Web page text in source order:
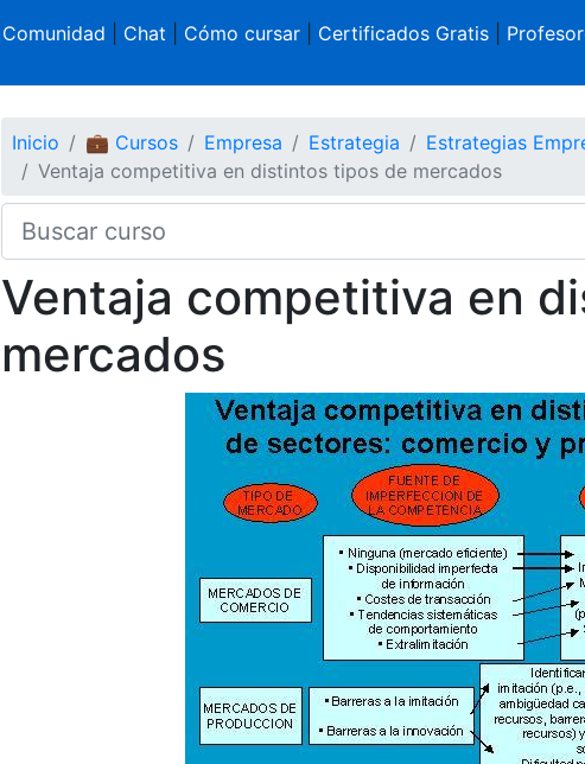
Comunidad Chat Cómo cursar| Certificados Gratis|
Inicio 💼 Cursos Empresa Estrategia
Estrategias
Ventaja competitiva en distintos tipos de mercados
Ventaja competitiva en
mercados